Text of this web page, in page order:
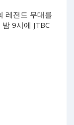
레전드 무대를
9시에 JTBC